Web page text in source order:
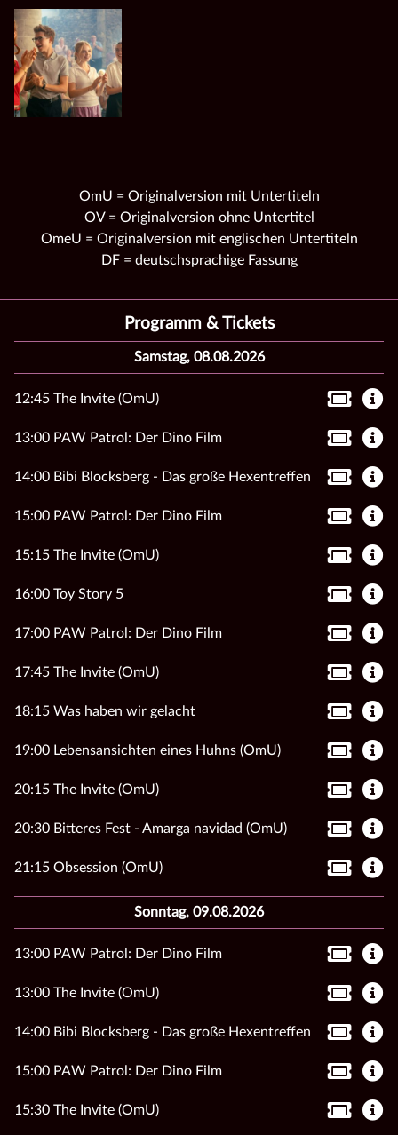
OmU = Originalversion mit Untertiteln
OV = Originalversion ohne Untertitel
OmeU = Originalversion mit englischen Untertiteln
DF = deutschsprachige Fassung
Programm & Tickets
Samstag, 08.08.2026
12:45 The Invite (OmU)
13:00 PAW Patrol: Der Dino Film
14:00 Bibi Blocksberg - Das große Hexentreffen
15:00 PAW Patrol: Der Dino Film
15:15 The Invite (OmU)
16:00 Toy Story 5
17:00 PAW Patrol: Der Dino Film
17:45 The Invite (OmU)
18:15 Was haben wir gelacht
19:00 Lebensansichten eines Huhns (OmU)
20:15 The Invite (OmU)
20:30 Bitteres Fest - Amarga navidad (OmU)
21:15 Obsession (OmU)
Sonntag, 09.08.2026
13:00 PAW Patrol: Der Dino Film
13:00 The Invite (OmU)
14:00 Bibi Blocksberg - Das große Hexentreffen
15:00 PAW Patrol: Der Dino Film
15:30 The Invite (OmU)